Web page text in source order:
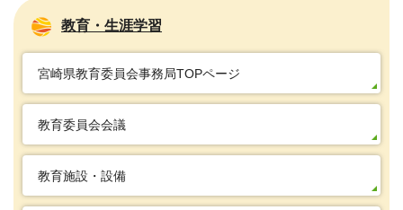
教育・生涯学習
宮崎県教育委員会事務局TOPページ
教育委員会会議
教育施設・設備